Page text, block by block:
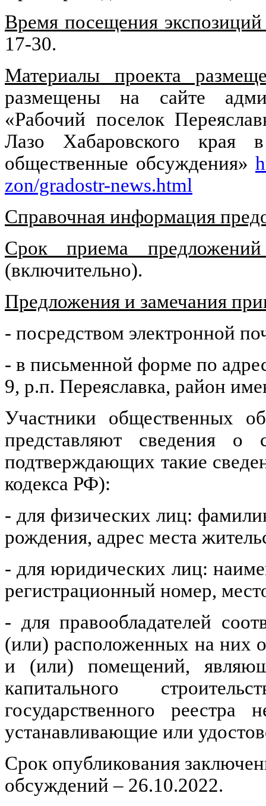
Время посещения экспозиций
17-30.
Материалы проекта
размещены на сайте
«Рабочий поселок
Лазо Хабаровского края
общественные обсуждения»
zon/gradostr-news.html
Справочная информация
Срок приема
(включительно).
Предложения и замечания
- посредством электронной
- в письменной форме по
9, р.п. Переяславка, район
Участники общественных
представляют сведения о
подтверждающих такие
кодекса РФ):
- для физических лиц:
рождения, адрес места
- для юридических лиц:
регистрационный номер,
- для правообладателей
(или) расположенных на них
и (или) помещений,
капитального
государственного
устанавливающие или
Срок опубликования
обсуждений – 26.10.2022.